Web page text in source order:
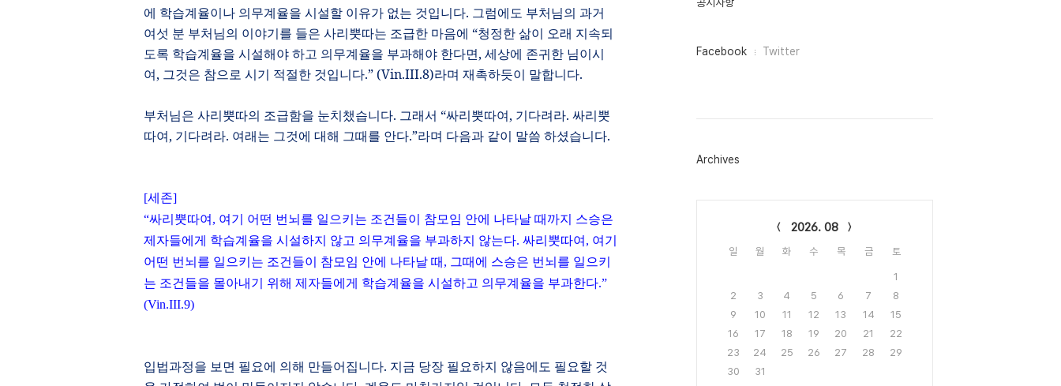
에 학습계율이나 의무계율을 시설할 이유가 없는 것입니다. 그럼에도 부처님의 과거
여섯 분 부처님의 이야기를 들은 사리뿟따는 조급한 마음에 “청정한 삶이 오래 지속되
도록 학습계율을 시설해야 하고 의무계율을 부과해야 한다면, 세상에 존귀한 님이시
여, 그것은 참으로 시기 적절한 것입니다.” (Vin.III.8)라며 재촉하듯이 말합니다.
부처님은 사리뿟따의 조급함을 눈치챘습니다. 그래서 “싸리뿟따여, 기다려라. 싸리뿟
따여, 기다려라. 여래는 그것에 대해 그때를 안다.”라며 다음과 같이 말씀 하셨습니다.
[세존]
“싸리뿟따여 , 여기 어떤 번뇌를 일으키는 조건들이 참모임 안에 나타날 때까지 스승은
제자들에게 학습계율을 시설하지 않고 의무계율을 부과하지 않는다. 싸리뿟따여 , 여기
어떤 번뇌를 일으키는 조건들이 참모임 안에 나타날 때 , 그때에 스승은 번뇌를 일으키
는 조건들을 몰아내기 위해 제자들에게 학습계율을 시설하고 의무계율을 부과한다.”
(Vin.III.9)
입법과정을 보면 필요에 의해 만들어집니다. 지금 당장 필요하지 않음에도 필요할 것
페
그
Facebook Twitter
Archives
2026. 08
일 월 화 수 목 금 토
1
2
3 4 5 6 7
8
9
10 11 12 13 14
15
16
17 18 19 20 21
22
23
24 25 26 27 28
29
30
31